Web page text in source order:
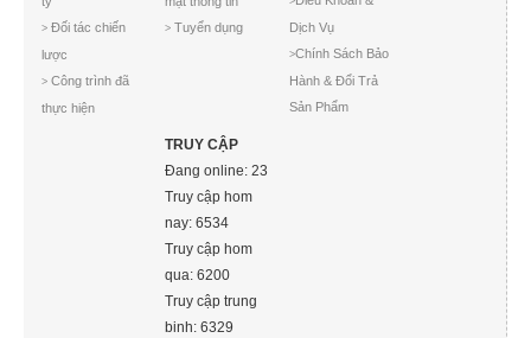
> Đối tác chiến
lược
> Công trình đã
thực hiện
> Tuyển dụng
Dịch Vụ
>Chính Sách Bảo
Hành & Đổi Trả
Sản Phẩm
TRUY CẬP
Đang online: 23
Truy cập hom
nay: 6534
Truy cập hom
qua: 6200
Truy cập trung
binh: 6329